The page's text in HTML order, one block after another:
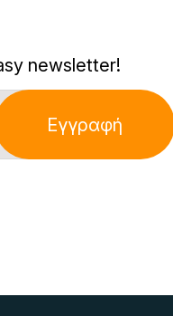
newsletter!
Εγγραφή